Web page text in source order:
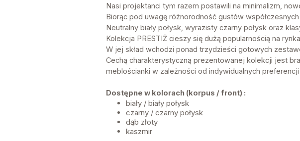
Nasi projektanci tym razem postawili na minimalizm,
Biorąc pod uwagę różnorodność gustów
Neutralny biały połysk, wyrazisty czarny połysk oraz
Kolekcja PRESTIŻ cieszy się dużą popularnością na
W jej skład wchodzi ponad trzydzieści gotowych
Cechą charakterystyczną prezentowanej kolekcji jest
meblościanki w zależności od indywidualnych
Dostępne w kolorach (korpus / front) :
biały / biały połysk
czarny / czarny połysk
dąb złoty
kaszmir